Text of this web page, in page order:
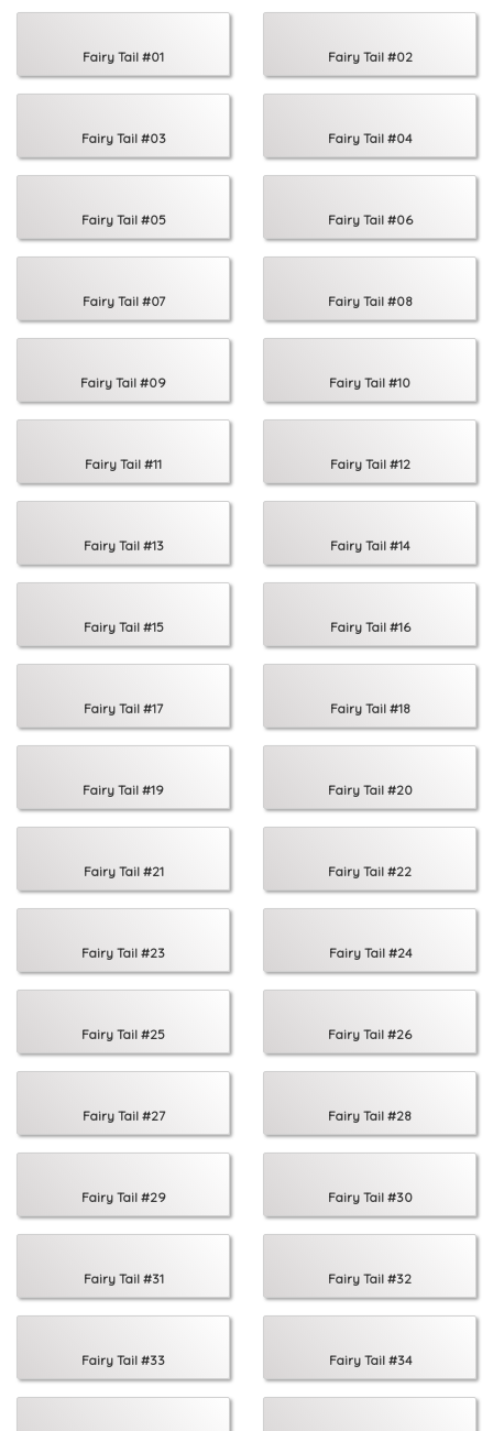
Fairy Tail #01 Fairy Tail #02
Fairy Tail #03 Fairy Tail #04
Fairy Tail #05 Fairy Tail #06
Fairy Tail #07 Fairy Tail #08
Fairy Tail #09 Fairy Tail #10
Fairy Tail #11 Fairy Tail #12
Fairy Tail #13 Fairy Tail #14
Fairy Tail #15 Fairy Tail #16
Fairy Tail #17 Fairy Tail #18
Fairy Tail #19 Fairy Tail #20
Fairy Tail #21 Fairy Tail #22
Fairy Tail #23 Fairy Tail #24
Fairy Tail #25 Fairy Tail #26
Fairy Tail #27 Fairy Tail #28
Fairy Tail #29 Fairy Tail #30
Fairy Tail #31 Fairy Tail #32
Fairy Tail #33 Fairy Tail #34